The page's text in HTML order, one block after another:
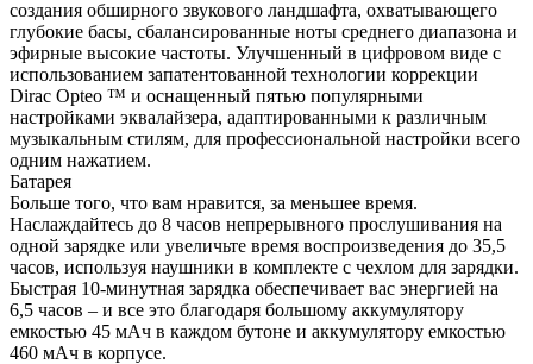
создания обширного звукового ландшафта, охватывающего
глубокие басы, сбалансированные ноты среднего диапазона и
эфирные высокие частоты. Улучшенный в цифровом виде с
использованием запатентованной технологии коррекции
Dirac Opteo ™ и оснащенный пятью популярными
настройками эквалайзера, адаптированными к различным
музыкальным стилям, для профессиональной настройки всего
одним нажатием.
Батарея
Больше того, что вам нравится, за меньшее время.
Наслаждайтесь до 8 часов непрерывного прослушивания на
одной зарядке или увеличьте время воспроизведения до 35,5
часов, используя наушники в комплекте с чехлом для зарядки.
Быстрая 10-минутная зарядка обеспечивает вас энергией на
6,5 часов – и все это благодаря большому аккумулятору
емкостью 45 мАч в каждом бутоне и аккумулятору емкостью
460 мАч в корпусе.